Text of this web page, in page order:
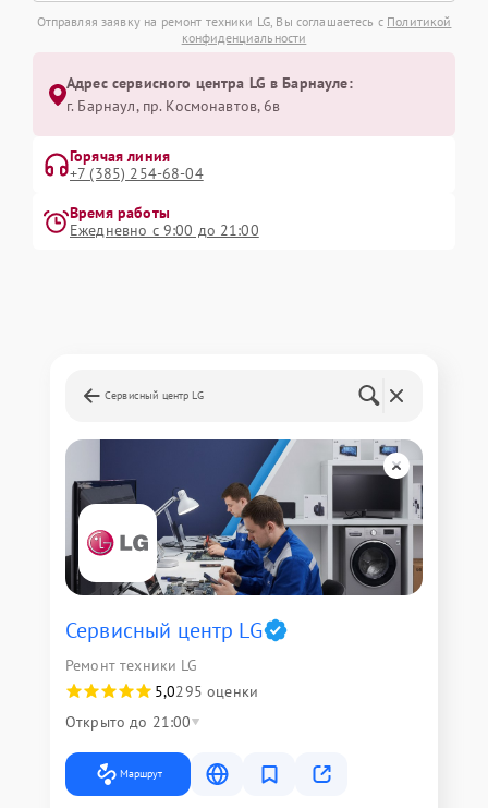
Отправляя заявку на ремонт техники LG, Вы соглашаетесь с Политикой
конфиденциальности
Адрес сервисного центра LG в Барнауле:
г. Барнаул, ​пр. Космонавтов, 6в
Горячая линия
+7 (385) 254-68-04
Время работы
Ежедневно с 9:00 до 21:00
Сервисный центр LG
Сервисный центр LG
Ремонт техники LG
5,0295 оценки
Открыто до 21:00
Маршрут